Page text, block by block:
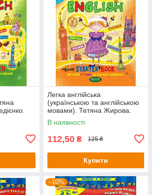
Легка англійська
(українською та англійською
мовами). Тетяна Жирова.
Василь Федієнко
В наявності
112,50 ₴ 125 ₴
Купити
–10%